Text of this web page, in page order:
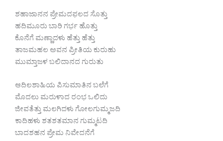
ಶಹಾಜಾನನ ಪ್ರೇಮದಫಲದ ಸೊತ್ತು
ಹದಿಮೂರು ಬಾರಿ ಗರ್ಭ ಹೊತ್ತು
ಕೊನೆಗೆ ಮಣ್ಣಾದಳು ಹೆತ್ತು ಹೆತ್ತು
ತಾಜಮಹಲ ಅವನ ಪ್ರೀತಿಯ ಕುರುಹು
ಮುಮ್ತಾಜಳ ಬಲಿದಾನದ ಗುರುತು
ಆದಿಲಶಾಹಿಯ ಪಿಸುಮಾತಿನ ಬಲೆಗೆ
ಮೊದಲು ಮರುಳಾದ ರಂಭ ಒಲಿದು
ಜೀವತೆತ್ತು ಮಲಗಿದಳು ಗೋಲಗುಮ್ಮಜದಿ
ಕಾದಿಹಳು ಶತಶತಮಾನ ಗುಮ್ಮಟದಿ
ಬಾದಶಹನ ಪ್ರೇಮ ನಿವೇದನೆಗೆ